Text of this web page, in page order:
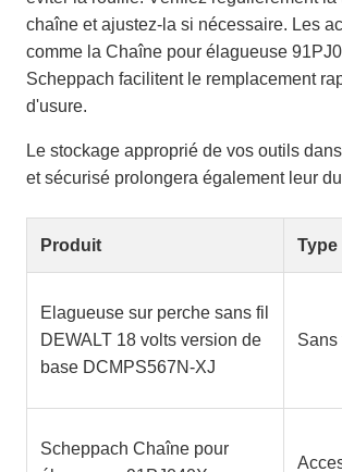
chaîne et ajustez-la si nécessaire. Les
comme la Chaîne pour élagueuse
Scheppach facilitent le remplacement
d'usure.
Le stockage approprié de vos outils
et sécurisé prolongera également leur
Produit Type
Elagueuse sur perche sans fil
DEWALT 18 volts version de
base DCMPS567N-XJ
Sans
Scheppach Chaîne pour